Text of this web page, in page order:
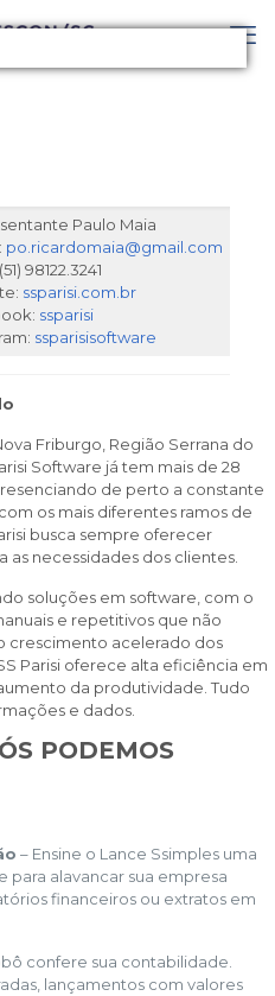
Paulo Maia
po.ricardomaia@gmail.com
98122.3241
ssparisi.com.br
ssparisi
ssparisisoftware
Friburgo, Região Serrana do
Software já tem mais de 28
de perto a constante
os mais diferentes ramos de
busca sempre oferecer
as necessidades dos clientes.
soluções em software, com o
e repetitivos que não
crescimento acelerado dos
Parisi oferece alta eficiência em
da produtividade. Tudo
e dados.
PODEMOS
– Ensine o Lance Ssimples uma
para alavancar sua empresa
financeiros ou extratos em
confere sua contabilidade.
lançamentos com valores